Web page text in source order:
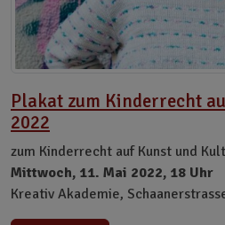
Plakat zum Kinderrecht
2022
zum Kinderrecht auf Kunst und
Mittwoch, 11. Mai 2022, 18 Uhr
Kreativ Akademie,